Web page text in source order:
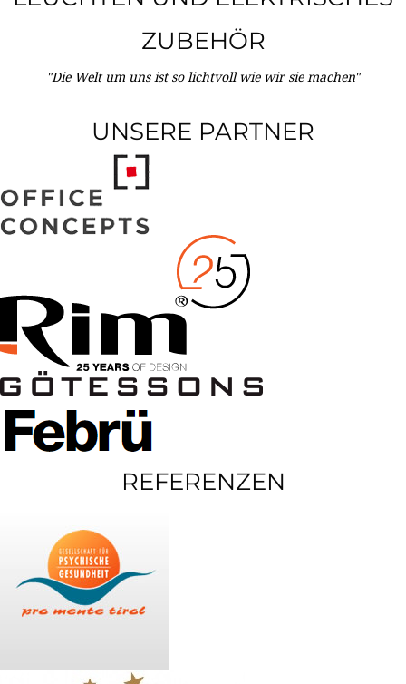
ZUBEHÖR
"Die Welt um uns ist so lichtvoll wie wir sie machen"
UNSERE PARTNER
REFERENZEN